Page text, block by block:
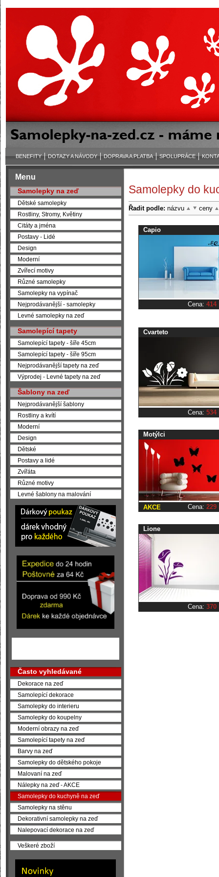
Samolepky do
Řadit podle: názvu ceny
Capio
Cena: 414
Cvarteto
Cena: 534
Motýlci
Cena: 229
AKCE
Lione
Cena: 370
Menu
Samolepky na zeď
Dětské samolepky
Rostliny, Stromy, Květiny
Citáty a jména
Postavy - Lidé
Design
Moderní
Zvířecí motivy
Různé samolepky
Samolepky na vypínač
Nejprodávanější - samolepky
Levné samolepky na zeď
Samolepící tapety
Samolepící tapety - šíře 45cm
Samolepící tapety - šíře 95cm
Nejprodávanější tapety na zeď
Výprodej - Levné tapety na zeď
Šablony na zeď
Nejprodávanější šablony
Rostliny a kvítí
Moderní
Design
Dětské
Postavy a lidé
Zvířáta
Různé motivy
Levné šablony na malování
Často vyhledávané
Dekorace na zeď
Samolepící dekorace
Samolepky do interieru
Samolepky do koupelny
Moderní obrazy na zeď
Samolepící tapety na zeď
Barvy na zeď
Samolepky do dětského pokoje
Malovaní na zeď
Nálepky na zeď - AKCE
Samolepky do kuchyně na zeď
Samolepky na stěnu
Dekorativní samolepky na zeď
Nalepovací dekorace na zeď
Veškeré zboží
BENEFITY DOTAZY A NÁVODY DOPRAVA A PLATBA SPOLUPRÁCE